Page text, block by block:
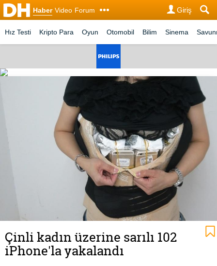
Haber Video Forum Giriş
Hız Testi Kripto Para Oyun Otomobil Bilim Sinema
Çinli kadın üzerine sarılı 102
iPhone'la yakalandı